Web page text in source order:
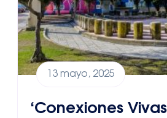
13 mayo, 2025
‘Conexiones